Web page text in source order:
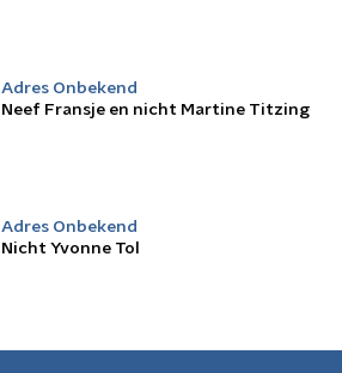
Adres Onbekend
Neef Fransje en nicht Martine Titzing
Adres Onbekend
Nicht Yvonne Tol